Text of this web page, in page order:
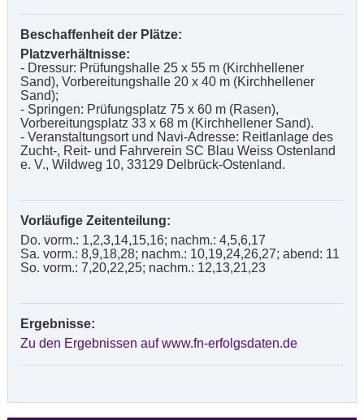
Beschaffenheit der Plätze:
Platzverhältnisse:
- Dressur: Prüfungshalle 25 x 55 m (Kirchhellener
Sand), Vorbereitungshalle 20 x 40 m (Kirchhellener
Sand);
- Springen: Prüfungsplatz 75 x 60 m (Rasen),
Vorbereitungsplatz 33 x 68 m (Kirchhellener Sand).
- Veranstaltungsort und Navi-Adresse: Reitlanlage des
Zucht-, Reit- und Fahrverein SC Blau Weiss Ostenland
e. V., Wildweg 10, 33129 Delbrück-Ostenland.
Vorläufige Zeitenteilung:
Do. vorm.: 1,2,3,14,15,16; nachm.: 4,5,6,17
Sa. vorm.: 8,9,18,28; nachm.: 10,19,24,26,27; abend: 11
So. vorm.: 7,20,22,25; nachm.: 12,13,21,23
Ergebnisse:
Zu den Ergebnissen auf www.fn-erfolgsdaten.de